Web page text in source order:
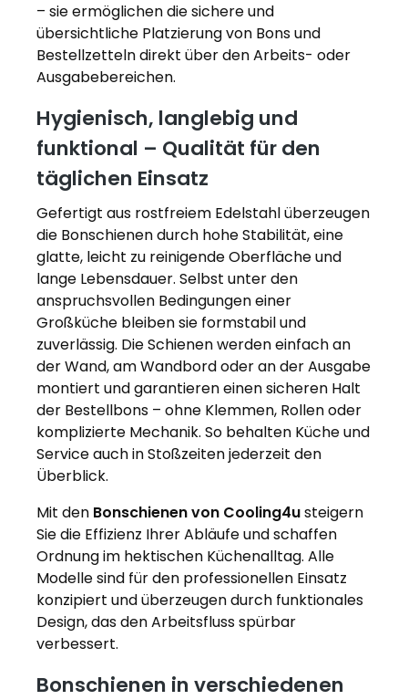
– sie ermöglichen die sichere und
übersichtliche Platzierung von Bons und
Bestellzetteln direkt über den Arbeits- oder
Ausgabebereichen.
Hygienisch, langlebig und
funktional – Qualität für den
täglichen Einsatz
Gefertigt aus rostfreiem Edelstahl überzeugen
die Bonschienen durch hohe Stabilität, eine
glatte, leicht zu reinigende Oberfläche und
lange Lebensdauer. Selbst unter den
anspruchsvollen Bedingungen einer
Großküche bleiben sie formstabil und
zuverlässig. Die Schienen werden einfach an
der Wand, am Wandbord oder an der Ausgabe
montiert und garantieren einen sicheren Halt
der Bestellbons – ohne Klemmen, Rollen oder
komplizierte Mechanik. So behalten Küche und
Service auch in Stoßzeiten jederzeit den
Überblick.
Mit den Bonschienen von Cooling4usteigern
Sie die Effizienz Ihrer Abläufe und schaffen
Ordnung im hektischen Küchenalltag. Alle
Modelle sind für den professionellen Einsatz
konzipiert und überzeugen durch funktionales
Design, das den Arbeitsfluss spürbar
verbessert.
Bonschienen in verschiedenen